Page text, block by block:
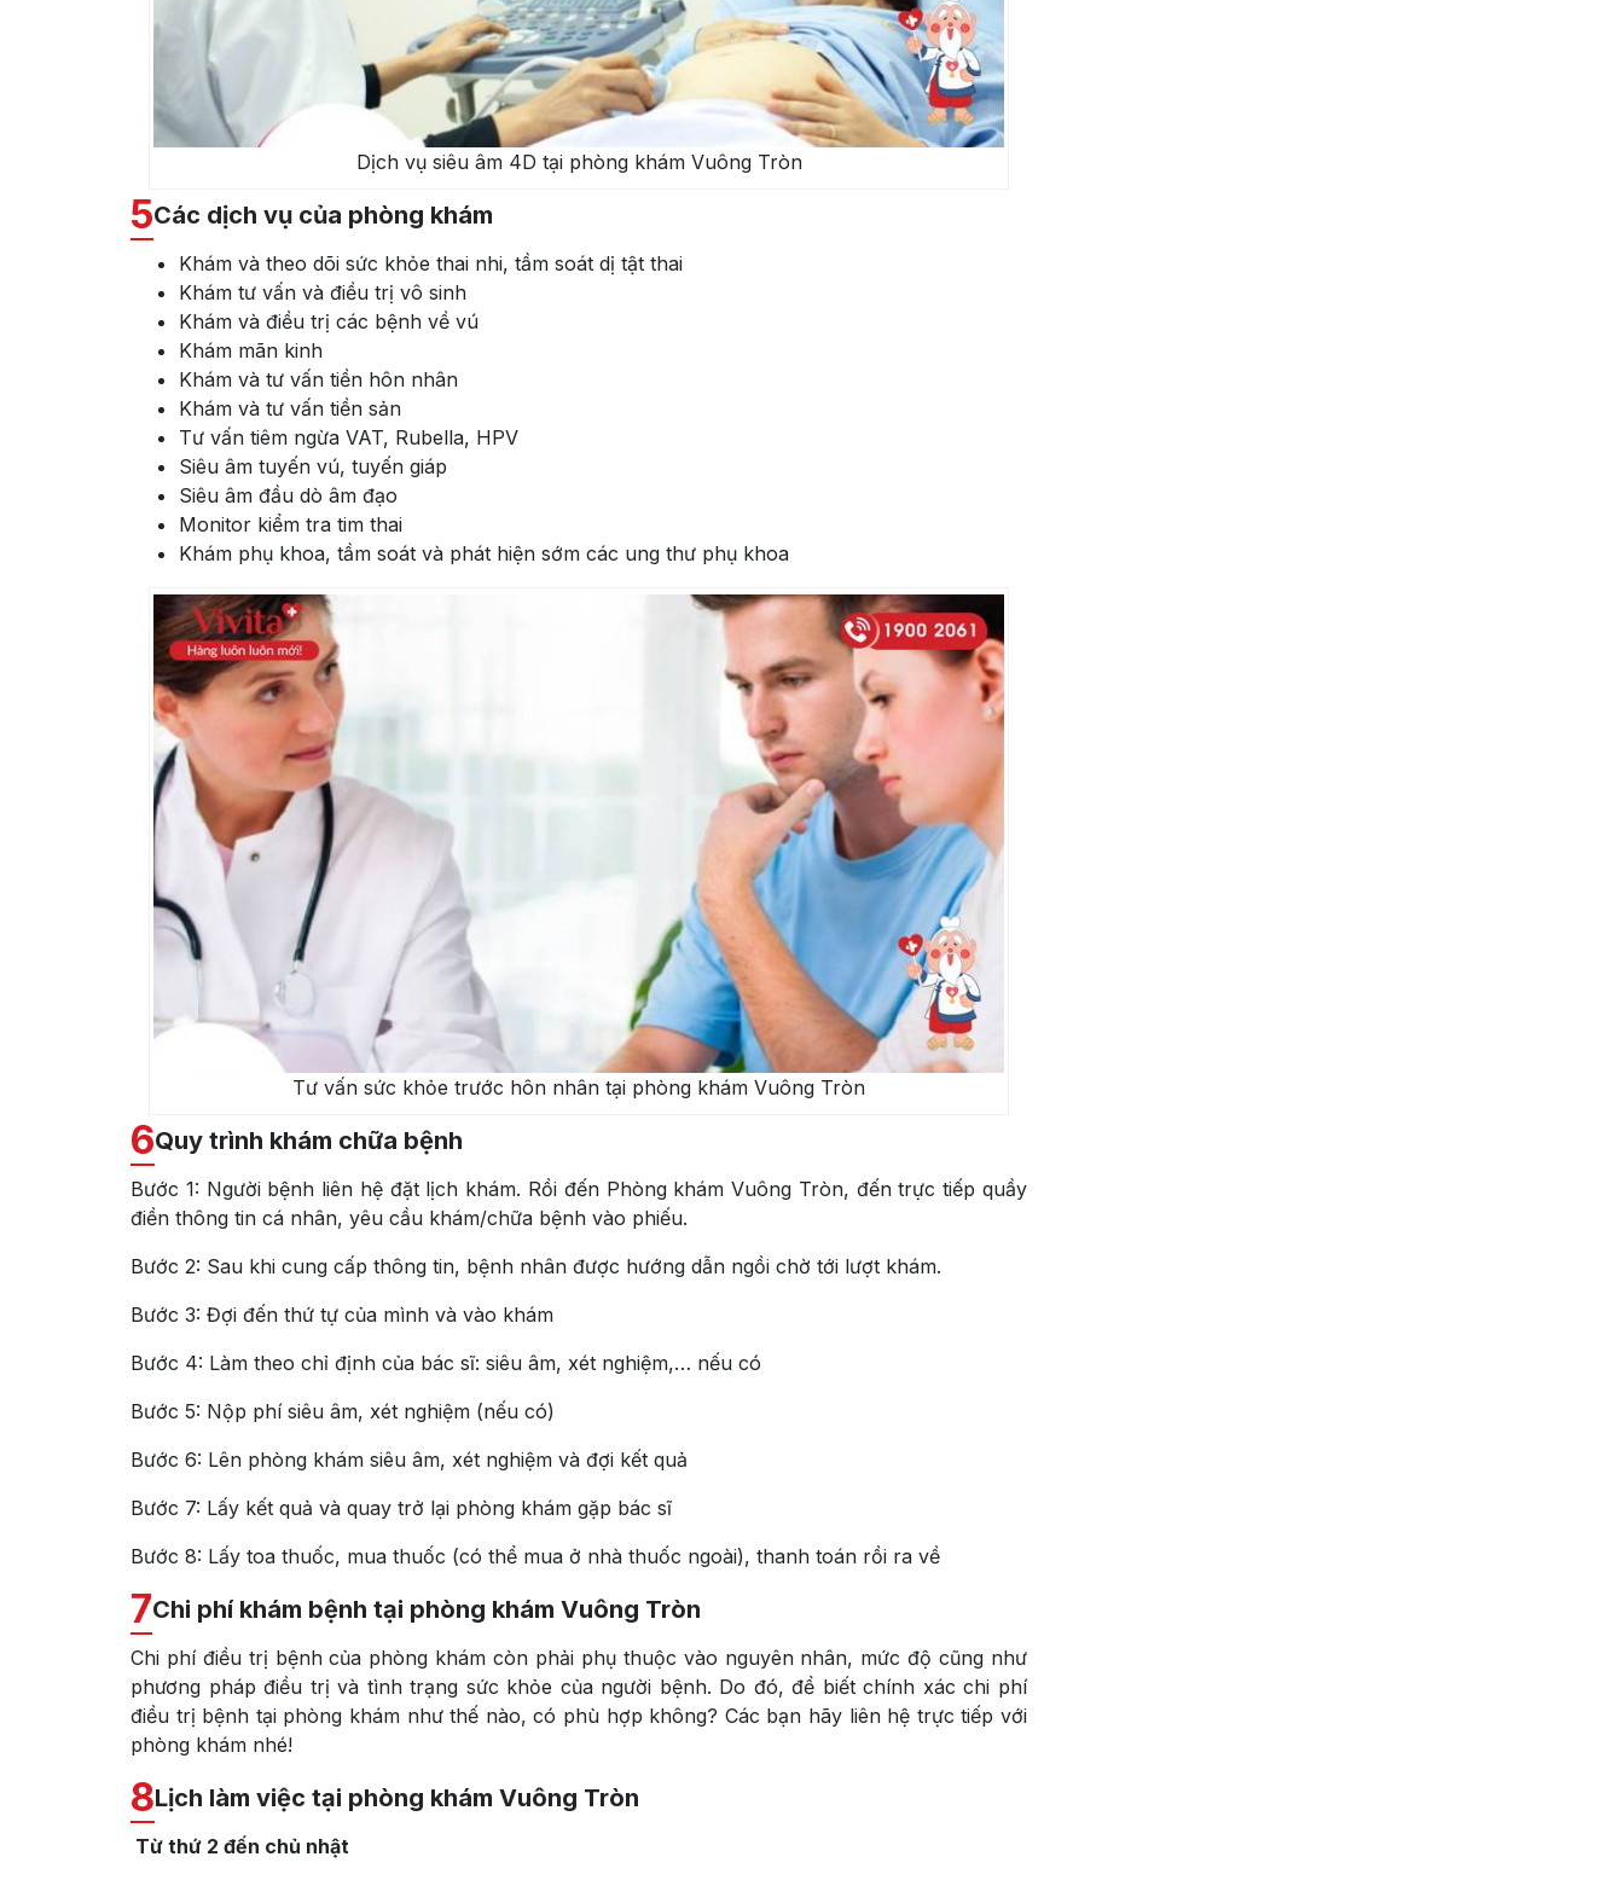
Dịch vụ siêu âm 4D tại phòng khám Vuông Tròn
5Các dịch vụ của phòng khám
Khám và theo dõi sức khỏe thai nhi, tầm soát dị tật thai
Khám tư vấn và điều trị vô sinh
Khám và điều trị các bệnh về vú
Khám mãn kinh
Khám và tư vấn tiền hôn nhân
Khám và tư vấn tiền sản
Tư vấn tiêm ngừa VAT, Rubella, HPV
Siêu âm tuyến vú, tuyến giáp
Siêu âm đầu dò âm đạo
Monitor kiểm tra tim thai
Khám phụ khoa, tầm soát và phát hiện sớm các ung thư phụ khoa
Tư vấn sức khỏe trước hôn nhân tại phòng khám Vuông Tròn
6Quy trình khám chữa bệnh
Bước 1: Người bệnh liên hệ đặt lịch khám. Rồi đến Phòng khám Vuông Tròn, đến trực tiếp quầy
điền thông tin cá nhân, yêu cầu khám/chữa bệnh vào phiếu.
Bước 2: Sau khi cung cấp thông tin, bệnh nhân được hướng dẫn ngồi chờ tới lượt khám.
Bước 3: Đợi đến thứ tự của mình và vào khám
Bước 4: Làm theo chỉ định của bác sĩ: siêu âm, xét nghiệm,… nếu có
Bước 5: Nộp phí siêu âm, xét nghiệm (nếu có)
Bước 6: Lên phòng khám siêu âm, xét nghiệm và đợi kết quả
Bước 7: Lấy kết quả và quay trở lại phòng khám gặp bác sĩ
Bước 8: Lấy toa thuốc, mua thuốc (có thể mua ở nhà thuốc ngoài), thanh toán rồi ra về
7Chi phí khám bệnh tại phòng khám Vuông Tròn
Chi phí điều trị bệnh của phòng khám còn phải phụ thuộc vào nguyên nhân, mức độ cũng như
phương pháp điều trị và tình trạng sức khỏe của người bệnh. Do đó, để biết chính xác chi phí
điều trị bệnh tại phòng khám như thế nào, có phù hợp không? Các bạn hãy liên hệ trực tiếp với
phòng khám nhé!
8Lịch làm việc tại phòng khám Vuông Tròn
Từ thứ 2 đến chủ nhật